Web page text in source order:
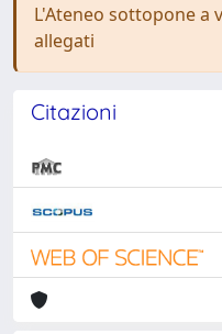
L'Ateneo sottopone a
allegati
Citazioni